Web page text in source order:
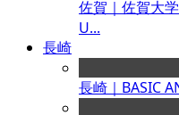
佐賀｜佐賀大
U...
長崎
長崎｜BASIC